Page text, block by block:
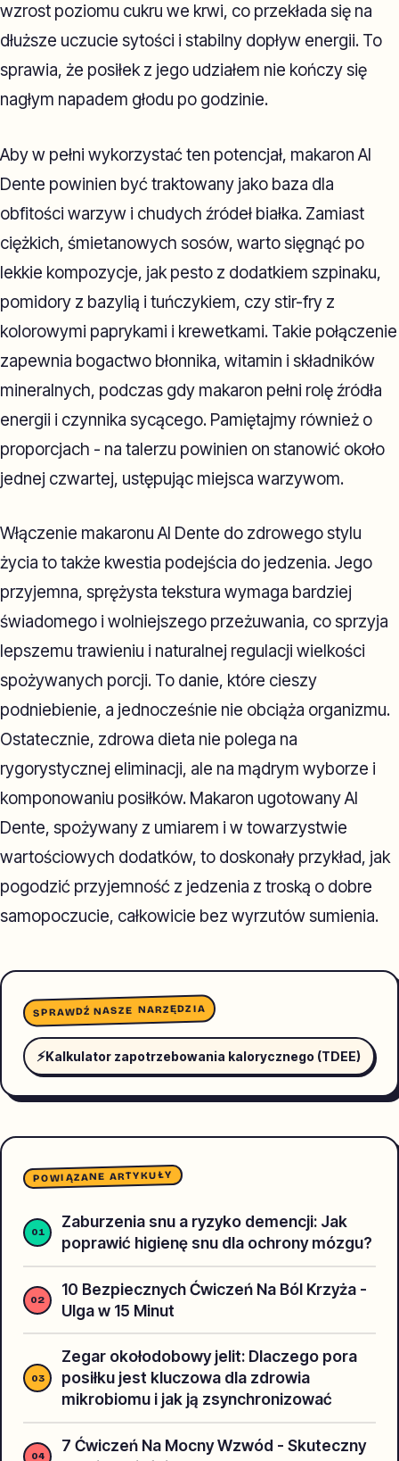
wzrost poziomu cukru we krwi, co przekłada się na
dłuższe uczucie sytości i stabilny dopływ energii. To
sprawia, że posiłek z jego udziałem nie kończy się
nagłym napadem głodu po godzinie.
Aby w pełni wykorzystać ten potencjał, makaron Al
Dente powinien być traktowany jako baza dla
obfitości warzyw i chudych źródeł białka. Zamiast
ciężkich, śmietanowych sosów, warto sięgnąć po
lekkie kompozycje, jak pesto z dodatkiem szpinaku,
pomidory z bazylią i tuńczykiem, czy stir-fry z
kolorowymi paprykami i krewetkami. Takie połączenie
zapewnia bogactwo błonnika, witamin i składników
mineralnych, podczas gdy makaron pełni rolę źródła
energii i czynnika sycącego. Pamiętajmy również o
proporcjach - na talerzu powinien on stanowić około
jednej czwartej, ustępując miejsca warzywom.
Włączenie makaronu Al Dente do zdrowego stylu
życia to także kwestia podejścia do jedzenia. Jego
przyjemna, sprężysta tekstura wymaga bardziej
świadomego i wolniejszego przeżuwania, co sprzyja
lepszemu trawieniu i naturalnej regulacji wielkości
spożywanych porcji. To danie, które cieszy
podniebienie, a jednocześnie nie obciąża organizmu.
Ostatecznie, zdrowa dieta nie polega na
rygorystycznej eliminacji, ale na mądrym wyborze i
komponowaniu posiłków. Makaron ugotowany Al
Dente, spożywany z umiarem i w towarzystwie
wartościowych dodatków, to doskonały przykład, jak
pogodzić przyjemność z jedzenia z troską o dobre
samopoczucie, całkowicie bez wyrzutów sumienia.
SPRAWDŹ NASZE NARZĘDZIA
⚡Kalkulator zapotrzebowania kalorycznego (TDEE)
POWIĄZANE ARTYKUŁY
Zaburzenia snu a ryzyko demencji: Jak
poprawić higienę snu dla ochrony mózgu?
10 Bezpiecznych Ćwiczeń Na Ból Krzyża -
Ulga w 15 Minut
Zegar okołodobowy jelit: Dlaczego pora
posiłku jest kluczowa dla zdrowia
mikrobiomu i jak ją zsynchronizować
7 Ćwiczeń Na Mocny Wzwód - Skuteczny